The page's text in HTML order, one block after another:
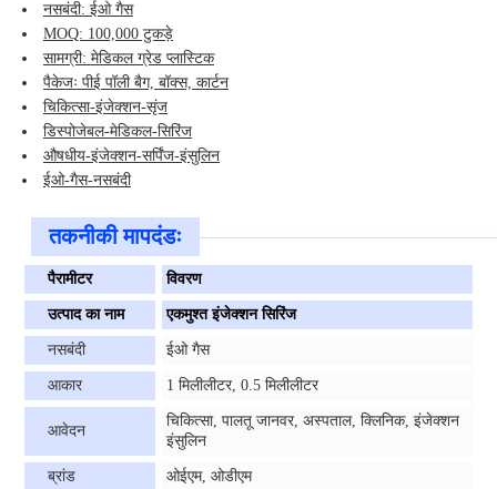
नसबंदी: ईओ गैस
MOQ: 100,000 टुकड़े
सामग्री: मेडिकल ग्रेड प्लास्टिक
पैकेजः पीई पॉली बैग, बॉक्स, कार्टन
चिकित्सा-इंजेक्शन-सृंज
डिस्पोजेबल-मेडिकल-सिरिंज
औषधीय-इंजेक्शन-सर्पिंज-इंसुलिन
ईओ-गैस-नसबंदी
तकनीकी मापदंडः
पैरामीटर विवरण
उत्पाद का नाम एकमुश्त इंजेक्शन सिरिंज
नसबंदी ईओ गैस
आकार 1 मिलीलीटर, 0.5 मिलीलीटर
आवेदन
चिकित्सा, पालतू जानवर, अस्पताल, क्लिनिक, इंजेक्शन
इंसुलिन
ब्रांड ओईएम, ओडीएम